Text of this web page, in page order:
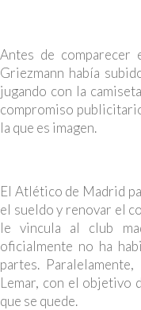
Antes de comparecer
Griezmann había
jugando con la
compromiso
la que es imagen.
El Atlético de Madrid
el sueldo y renovar el
le vincula al club
oficialmente no ha
partes.
Lemar, con el objetivo
que se quede.